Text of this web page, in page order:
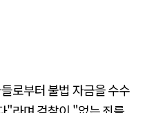
로부터 불법 자금을 수수